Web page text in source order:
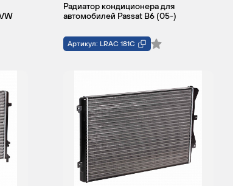
Радиатор кондиционера для
автомобилей Passat B6 (05-)
Артикул: LRAC 181C